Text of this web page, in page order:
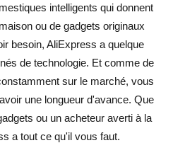
pratiques
drones, réalité virtuelle et
en gadgets
intelligents qui donnent
ou de gadgets originaux
besoin, AliExpress a quelque
de technologie. Et comme de
sur le marché, vous
une longueur d'avance. Que
ou un acheteur averti à la
a tout ce qu'il vous faut.